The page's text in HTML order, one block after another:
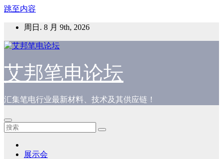
跳至内容
周日. 8 月 9th, 2026
艾邦笔电论坛
汇集笔电行业最新材料、技术及其供应链！
展示会